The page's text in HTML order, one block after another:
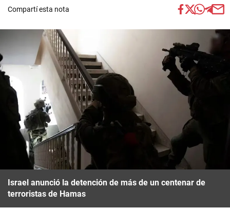
Compartí esta nota
Israel anunció la detención de más de un centenar de
terroristas de Hamas